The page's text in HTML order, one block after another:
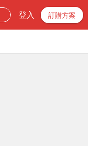
登入 訂購方案